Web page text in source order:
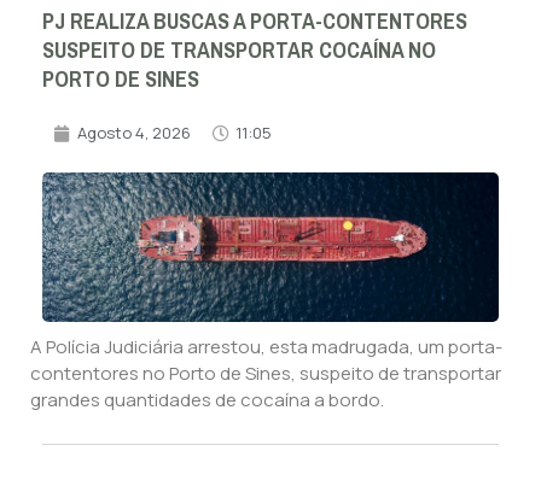
PJ REALIZA BUSCAS A PORTA-CONTENTORES
SUSPEITO DE TRANSPORTAR COCAÍNA NO
PORTO DE SINES
Agosto 4, 2026 11:05
A Polícia Judiciária arrestou, esta madrugada, um porta-
contentores no Porto de Sines, suspeito de transportar
grandes quantidades de cocaína a bordo.